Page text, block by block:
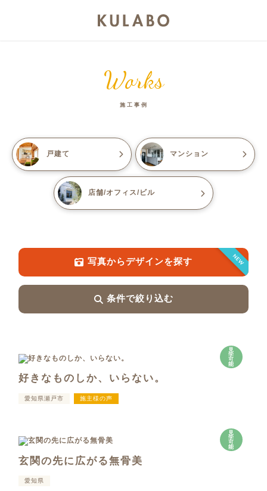
Works
施工事例
戸建て マンション
店舗/オフィス/ビル
NEW
写真からデザインを探す
条件で絞り込む
見
学
可
能
好きなものしか、いらない。
愛知県瀬戸市 施主様の声
見
学
可
能
玄関の先に広がる無骨美
愛知県